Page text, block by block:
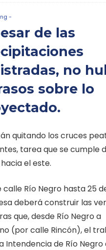
-
de las
no
sobre lo
quitando los cruces
tarea que se cumple
el este.
calle Río Negro hasta 25
deberá construir las
que, desde Río Negro a
(por calle Rincón), el
Intendencia de Río Negro